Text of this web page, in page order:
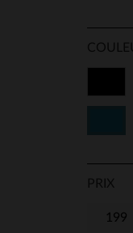
PRIX